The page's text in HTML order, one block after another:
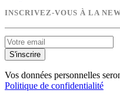
INSCRIVEZ-VOUS À LA
S'inscrire
Vos données personnelles
Politique de confidentialité